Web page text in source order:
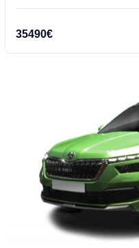
35490€